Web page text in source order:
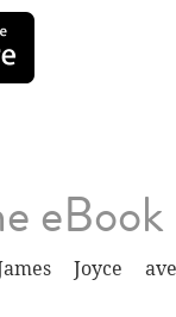
eBook
Joyce